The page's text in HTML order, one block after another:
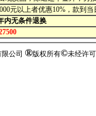
元以上者优惠10%，款到当
内无条件退换
公司 ®版权所有©未经许